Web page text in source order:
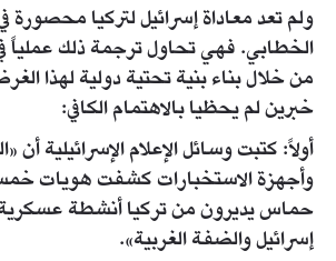
ولم تعد معاداة إسرائيل لتركيا محصورة
الخطابي. فهي تحاول ترجمة ذلك عملياً في
من خلال بناء بنية تحتية دولية لهذا
خبرين لم يحظيا بالاهتمام الكافي:
أولاً: كتبت وسائل الإعلام الإسرائيلية أن
وأجهزة الاستخبارات كشفت هويات
حماس يديرون من تركيا أنشطة
إسرائيل والضفة الغربية».